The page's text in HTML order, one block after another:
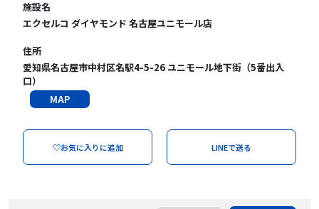
施設名
エクセルコ ダイヤモンド 名古屋ユニモール店
住所
愛知県名古屋市中村区名駅4-5-26 ユニモール地下街（5番出入
口）
MAP
♡お気に入りに追加 LINEで送る